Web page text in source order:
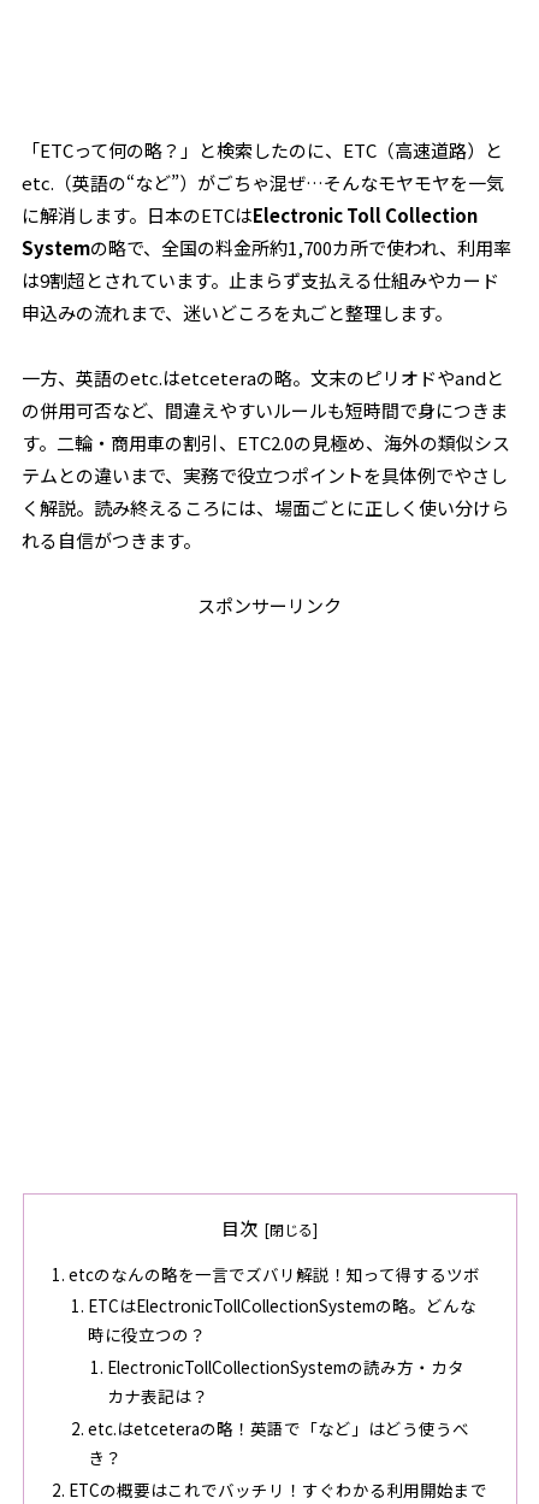
「ETCって何の略？」と検索したのに、ETC（高速道路）と
etc.（英語の“など”）がごちゃ混ぜ…そんなモヤモヤを一気
に解消します。日本のETCはElectronic Toll Collection
Systemの略で、全国の料金所約1,700カ所で使われ、利用率
は9割超とされています。止まらず支払える仕組みやカード
申込みの流れまで、迷いどころを丸ごと整理します。
一方、英語のetc.はetceteraの略。文末のピリオドやandと
の併用可否など、間違えやすいルールも短時間で身につきま
す。二輪・商用車の割引、ETC2.0の見極め、海外の類似シス
テムとの違いまで、実務で役立つポイントを具体例でやさし
く解説。読み終えるころには、場面ごとに正しく使い分けら
れる自信がつきます。
スポンサーリンク
目次
etcのなんの略を一言でズバリ解説！知って得するツボ
ETCはElectronicTollCollectionSystemの略。どんな
時に役立つの？
ElectronicTollCollectionSystemの読み方・カタ
カナ表記は？
etc.はetceteraの略！英語で「など」はどう使うべ
き？
ETCの概要はこれでバッチリ！すぐわかる利用開始まで